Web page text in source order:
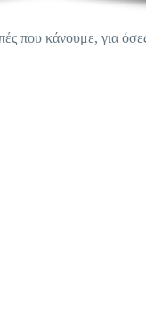
που κάνουμε, για